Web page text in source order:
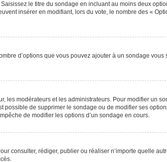
le titre du sondage en incluant au moins deux
insérer en modifiant, lors du vote, le nombre des «
d’options que vous pouvez ajouter à un sondage
les modérateurs et les administrateurs. Pour modifier un
possible de supprimer le sondage ou de modifier ses
de modifier les options d’un sondage en cours.
consulter, rédiger, publier ou réaliser n’importe quelle